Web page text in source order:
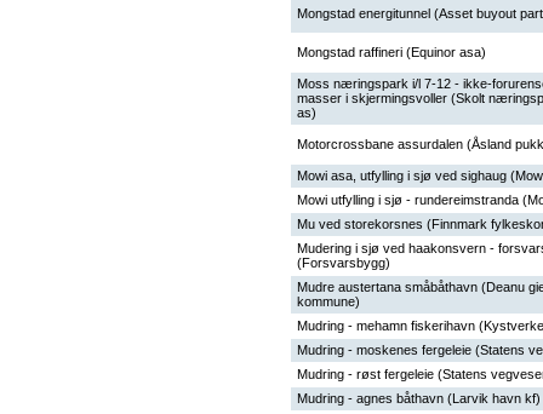
Mongstad energitunnel (Asset buyout
Mongstad raffineri (Equinor asa)
Moss næringspark i/l 7-12 - ikke-
masser i skjermingsvoller (Skolt
as)
Motorcrossbane assurdalen (Åsland
Mowi asa, utfylling i sjø ved sighaug
Mowi utfylling i sjø - rundereimstranda
Mu ved storekorsnes (Finnmark
Mudering i sjø ved haakonsvern -
(Forsvarsbygg)
Mudre austertana småbåthavn (Deanu
kommune)
Mudring - mehamn fiskerihavn
Mudring - moskenes fergeleie (Statens
Mudring - røst fergeleie (Statens
Mudring - agnes båthavn (Larvik havn kf)